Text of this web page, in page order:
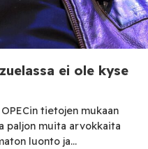
ei ole kyse
tietojen mukaan
paljon muita arvokkaita
luonto ja